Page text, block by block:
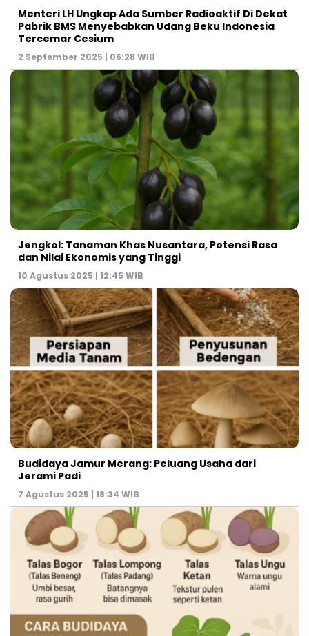
Menteri LH Ungkap Ada Sumber Radioaktif Di Dekat
Pabrik BMS Menyebabkan Udang Beku Indonesia
Tercemar Cesium
2 September 2025 | 06:28 WIB
Jengkol: Tanaman Khas Nusantara, Potensi Rasa
dan Nilai Ekonomis yang Tinggi
10 Agustus 2025 | 12:45 WIB
Budidaya Jamur Merang: Peluang Usaha dari
Jerami Padi
7 Agustus 2025 | 18:34 WIB